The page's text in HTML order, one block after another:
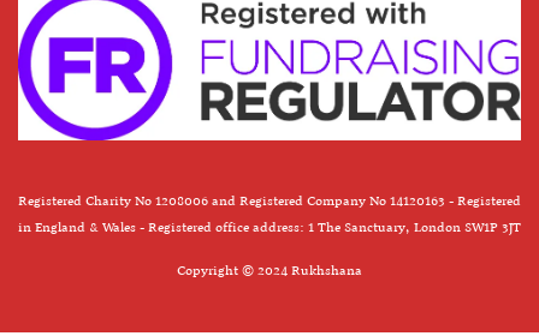
Registered Charity No 1208006 and Registered Company No 14120163 - Registered
in England & Wales - Registered office address: 1 The Sanctuary, London SW1P 3JT
Copyright © 2024 Rukhshana